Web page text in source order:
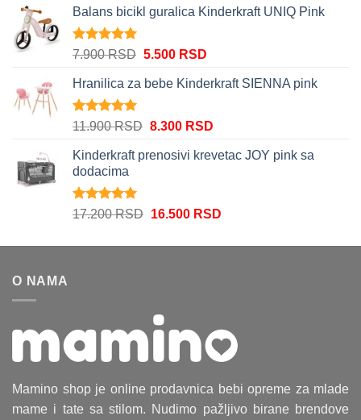
je
12.900 RSD.
je:
Balans bicikl guralica Kinderkraft UNIQ Pink
Ocenjeno
7.900RSD Originalna
je
7.900 RSD.
5.500 RSDTrenutna
je:
Hranilica za bebe Kinderkraft SIENNA pink
Ocenjeno
11.900RSD Originalna
je
8.300 RSDTrenutna
je:
Kinderkraft prenosivi krevetac JOY pink sa
dodacima
Ocenjeno
17.200RSD Originalna
je
16.500 RSDTrenutna
je:
O NAMA
Mamino shop je online prodavnica bebi opreme za mlade
mame i tate sa stilom. Nudimo pažljivo birane brendove